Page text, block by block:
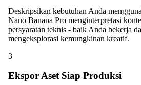
Deskripsikan kebutuhan Anda
Nano Banana Pro menginterpretasi
persyaratan teknis - baik Anda bekerja
mengeksplorasi kemungkinan kreatif.
3
Ekspor Aset Siap Produksi